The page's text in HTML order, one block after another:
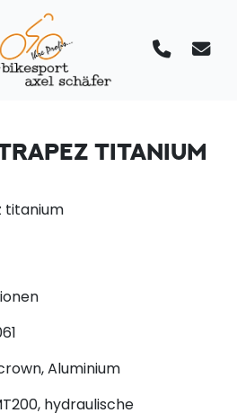
TITANIUM
Aluminium
hydraulische